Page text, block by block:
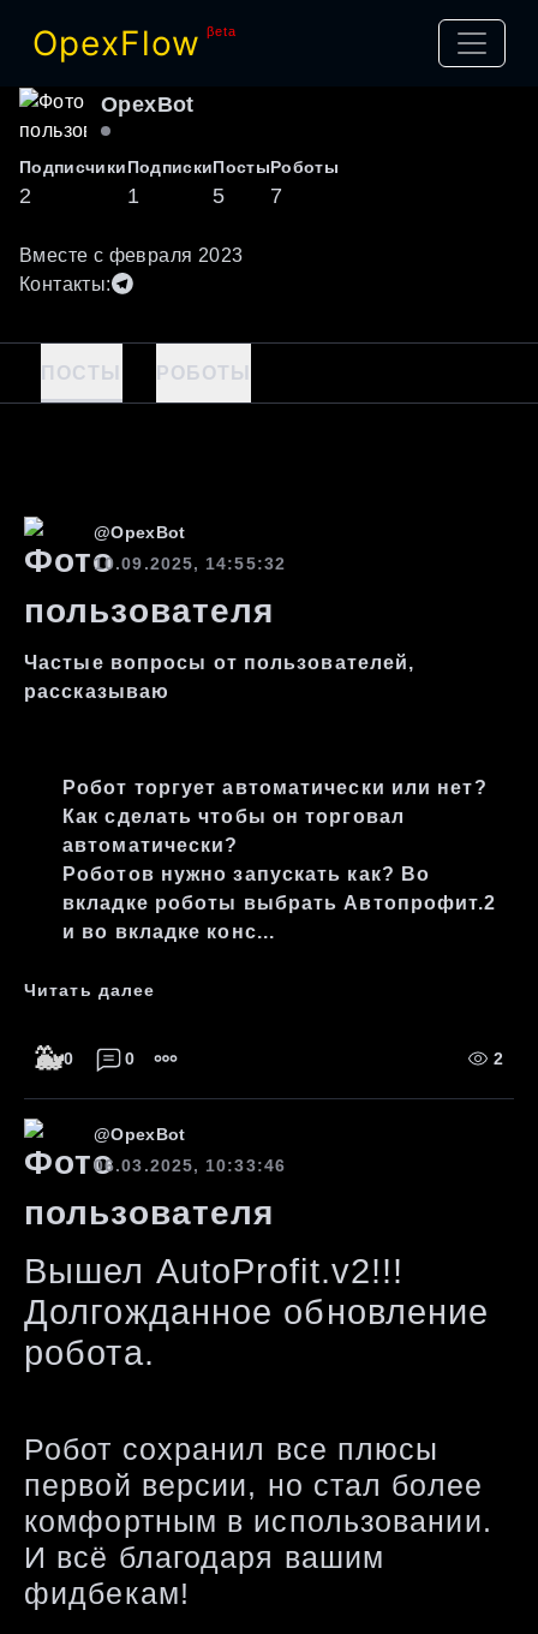
OpexFlow βeta
OpexBot
Подписчики
2
Подписки
1
Посты
5
Роботы
7
Вместе с февраля 2023
Контакты:
ПОСТЫ РОБОТЫ
@OpexBot
10.09.2025, 14:55:32
Частые вопросы от пользователей,
рассказываю
Робот торгует автоматически или нет?
Как сделать чтобы он торговал
автоматически?
Роботов нужно запускать как? Во
вкладке роботы выбрать Автопрофит.2
и во вкладке конс...
Читать далее
🐳0 0 2
@OpexBot
06.03.2025, 10:33:46
Вышел AutoProfit.v2!!!
Долгожданное обновление
робота.
Робот сохранил все плюсы
первой версии, но стал более
комфортным в использовании.
И всё благодаря вашим
фидбекам!